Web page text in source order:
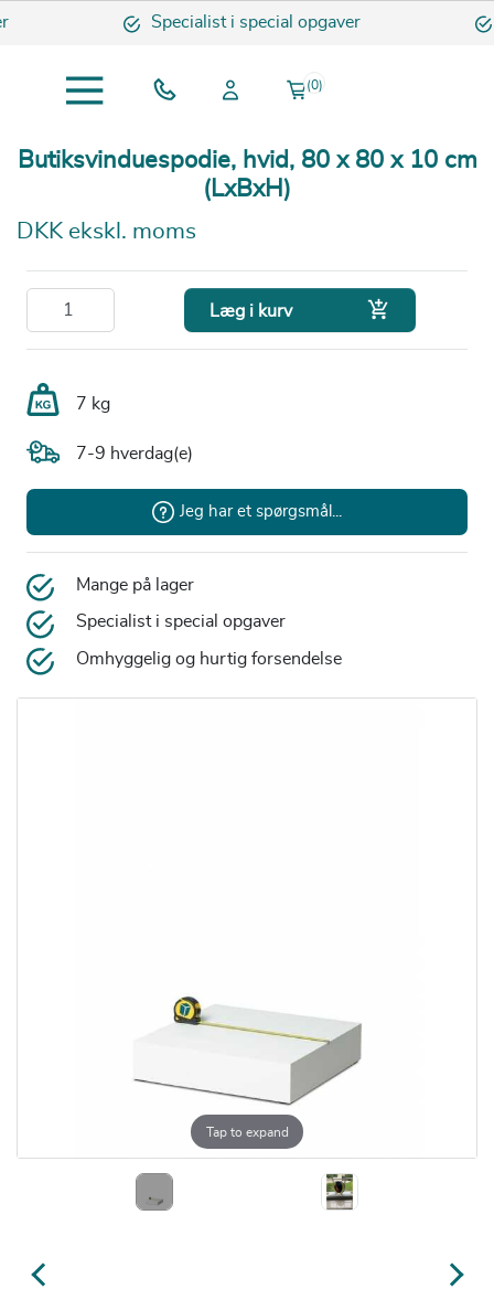
Specialist i special opgaver
(0)
Tap to expand
Butiksvinduespodie, hvid, 80 x 80 x 10 cm
(LxBxH)
DKK ekskl. moms
Læg i kurv 
7 kg
7-9 hverdag(e)
Jeg har et spørgsmål...
Mange på lager
Specialist i special opgaver
Omhyggelig og hurtig forsendelse